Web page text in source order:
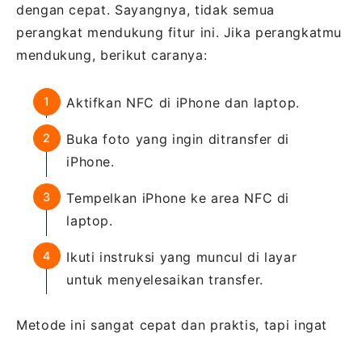
dengan cepat. Sayangnya, tidak semua
perangkat mendukung fitur ini. Jika perangkatmu
mendukung, berikut caranya:
Aktifkan NFC di iPhone dan laptop.
Buka foto yang ingin ditransfer di
iPhone.
Tempelkan iPhone ke area NFC di
laptop.
Ikuti instruksi yang muncul di layar
untuk menyelesaikan transfer.
Metode ini sangat cepat dan praktis, tapi ingat